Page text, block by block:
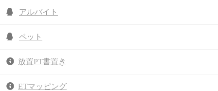
アルバイト
ペット
放置PT書置き
ETマッピング